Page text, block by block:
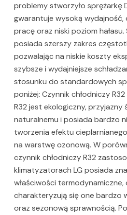
problemy stworzyło sprężarkę
gwarantuje wysoką wydajność,
pracę oraz niski poziom hałasu.
posiada szerszy zakres
pozwalając na niskie koszty
szybsze i wydajniejsze
stosunku do standardowych
poniżej: Czynnik chłodniczy
R32 jest ekologiczny, przyjazny
naturalnemu i posiada bardzo
tworzenia efektu
na warstwę ozonową. W
czynnik chłodniczy R32
klimatyzatorach LG posiada
właściwości termodynamiczne,
charakteryzują się one bardzo
oraz sezonową sprawnością.